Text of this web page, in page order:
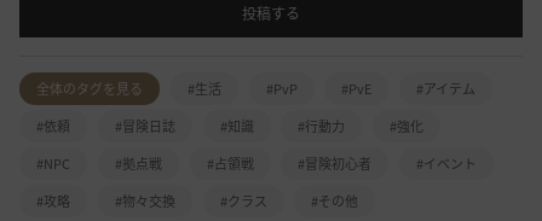
投稿する
全体のタグを見る #生活 #PvP #PvE
#アイテム
#依頼
#冒険日誌 #知識 #行動力
#強化
#NPC
#拠点戦 #占領戦 #冒険初心者
#イベント
#攻略
#物々交換 #クラス #その他